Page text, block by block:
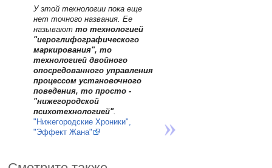
У этой технологии пока еще
нет точного названия. Ее
называютто технологией
"иероглифографического
маркирования", то
технологией двойного
опосредованного управления
процессом установочного
поведения, то просто -
"нижегородской
психотехнологией".
"Нижегородские Хроники",
"Эффект Жана"